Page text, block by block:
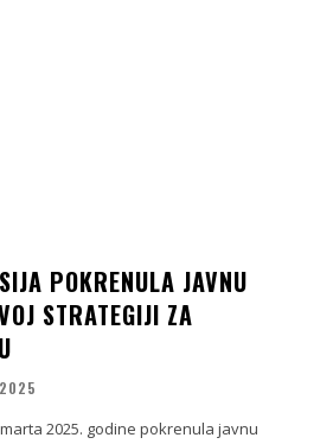
POKRENULA JAVNU
STRATEGIJI ZA
2025. godine pokrenula javnu